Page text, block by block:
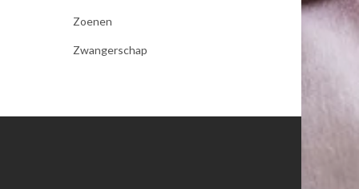
Zoenen
Zwangerschap